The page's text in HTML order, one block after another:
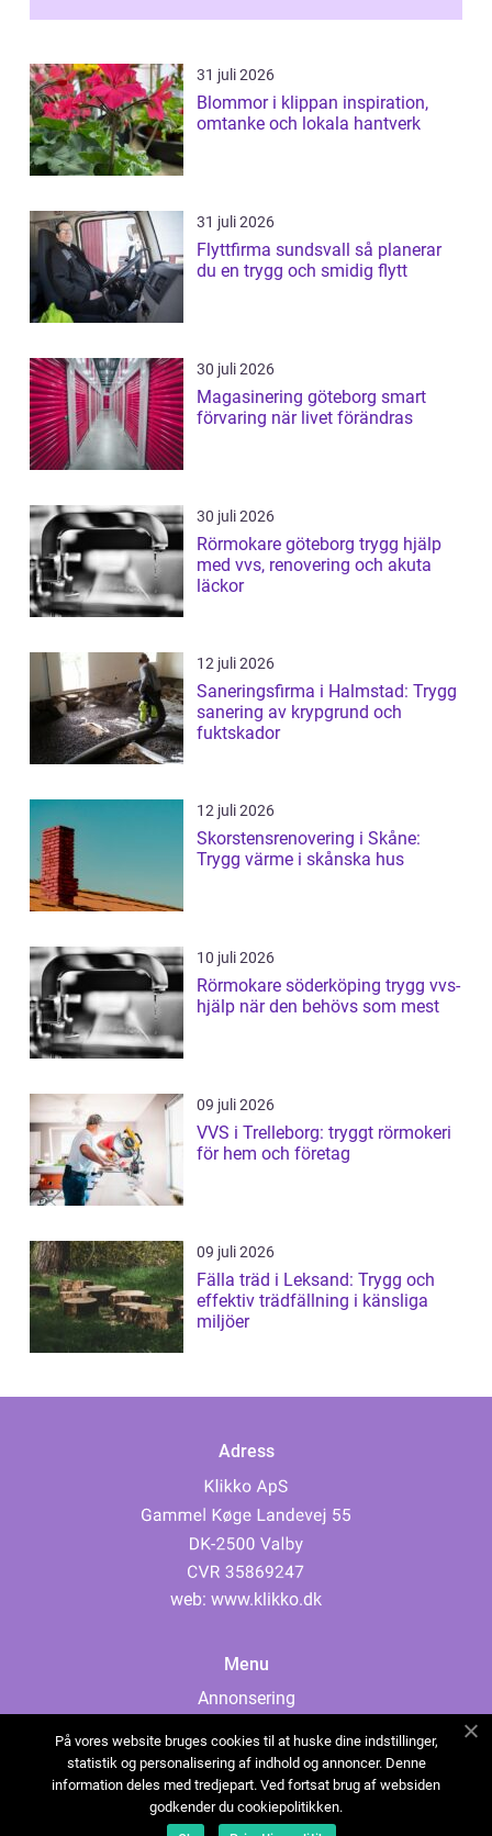
31 juli 2026
Blommor i klippan inspiration,
omtanke och lokala hantverk
31 juli 2026
Flyttfirma sundsvall så planerar
du en trygg och smidig flytt
30 juli 2026
Magasinering göteborg smart
förvaring när livet förändras
30 juli 2026
Rörmokare göteborg trygg hjälp
med vvs, renovering och akuta
läckor
12 juli 2026
Saneringsfirma i Halmstad: Trygg
sanering av krypgrund och
fuktskador
12 juli 2026
Skorstensrenovering i Skåne:
Trygg värme i skånska hus
10 juli 2026
Rörmokare söderköping trygg vvs-
hjälp när den behövs som mest
09 juli 2026
VVS i Trelleborg: tryggt rörmokeri
för hem och företag
09 juli 2026
Fälla träd i Leksand: Trygg och
effektiv trädfällning i känsliga
miljöer
Adress
web: www.klikko.dk
Menu
Annonsering
Cookies
Kontakta oss
Sitemap
På vores website bruges cookies til at huske dine indstillinger,
statistik og personalisering af indhold og annoncer. Denne
information deles med tredjepart. Ved fortsat brug af websiden
godkender du cookiepolitikken.